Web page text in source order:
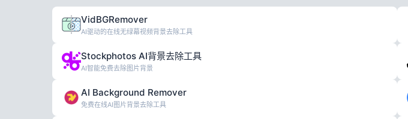
VidBGRemover
AI驱动的在线无绿幕视频背景去除工具
Stockphotos AI背景去除工具
AI智能免费去除图片背景
AI Background Remover
免费在线AI图片背景去除工具